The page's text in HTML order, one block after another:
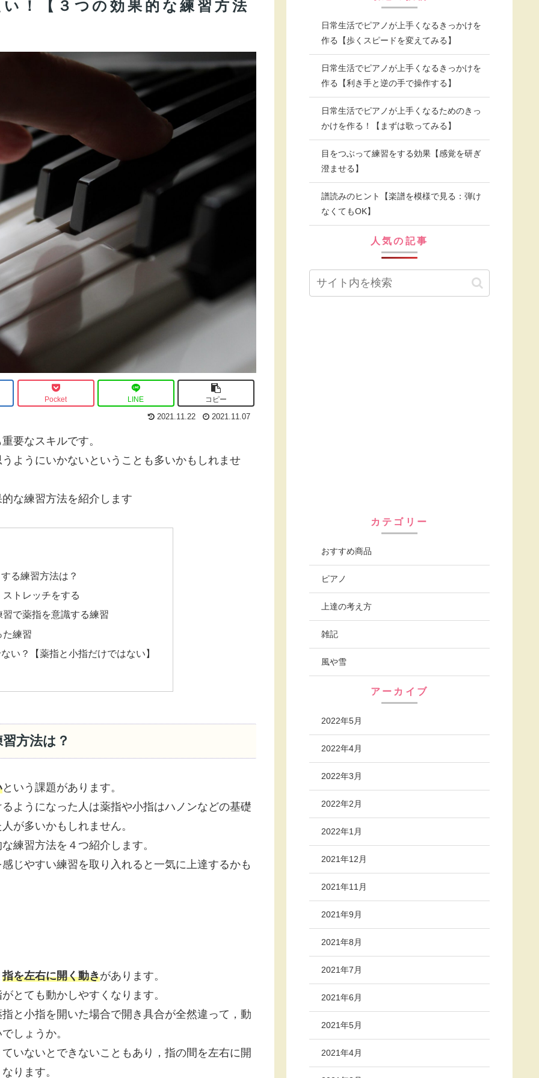
！【３つの効果的な練習方法
Pocket LINE コピー
2021.11.22 2021.11.07
要なスキルです。
ようにいかないということも多いかもしれませ
な練習方法を紹介します
る練習方法は？
トレッチをする
で薬指を意識する練習
た練習
い？【薬指と小指だけではない】
方法は？
という課題があります。
ようになった人は薬指や小指はハノンなどの基礎
が多いかもしれません。
練習方法を４つ紹介します。
じやすい練習を取り入れると一気に上達するかも
指を左右に開く動きがあります。
とても動かしやすくなります。
と小指を開いた場合で開き具合が全然違って，動
しょうか。
いないとできないこともあり，指の間を左右に開
ります。
日常生活でピアノが上手くなるきっかけを
作る【歩くスピードを変えてみる】
日常生活でピアノが上手くなるきっかけを
作る【利き手と逆の手で操作する】
日常生活でピアノが上手くなるためのきっ
かけを作る！【まずは歌ってみる】
目をつぶって練習をする効果【感覚を研ぎ
澄ませる】
譜読みのヒント【楽譜を模様で見る：弾け
なくてもOK】
人気の記事
カテゴリー
おすすめ商品
ピアノ
上達の考え方
雑記
風や雪
アーカイブ
2022年5月
2022年4月
2022年3月
2022年2月
2022年1月
2021年12月
2021年11月
2021年9月
2021年8月
2021年7月
2021年6月
2021年5月
2021年4月